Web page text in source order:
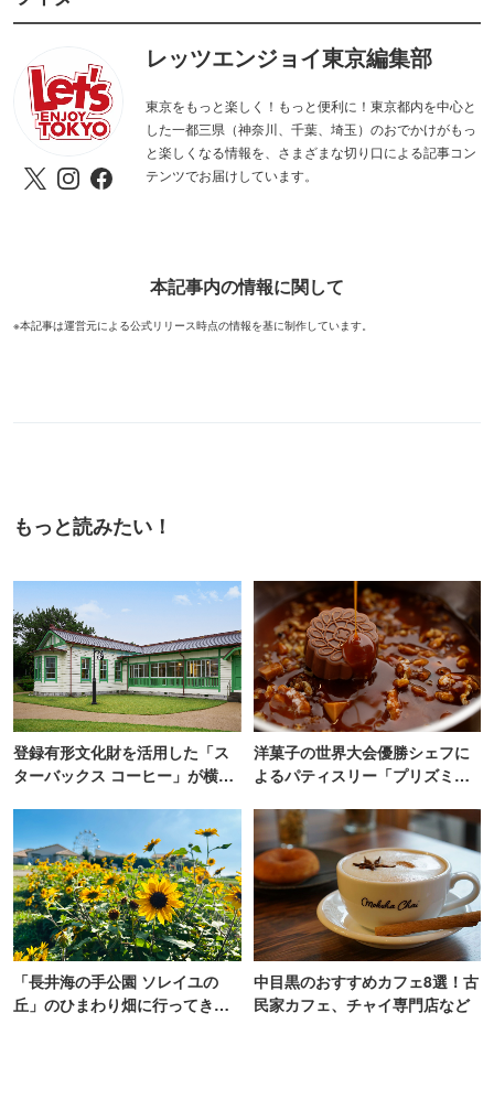
レッツエンジョイ東京編集部
東京をもっと楽しく！もっと便利に！東京都内を中心と
した一都三県（神奈川、千葉、埼玉）のおでかけがもっ
と楽しくなる情報を、さまざまな切り口による記事コン
テンツでお届けしています。
本記事内の情報に関して
※本記事は運営元による公式リリース時点の情報を基に制作しています。
もっと読みたい！
登録有形文化財を活用した「ス
ターバックス コーヒー」が横
洋菓子の世界大会優勝シェフに
よるパティスリー「プリズミッ
「長井海の手公園 ソレイユの
丘」のひまわり畑に行ってき
中目黒のおすすめカフェ8選！古
民家カフェ、チャイ専門店など